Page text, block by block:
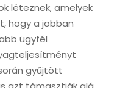
léteznek, amelyek
hogy a jobban
ügyfél
gyűjtött